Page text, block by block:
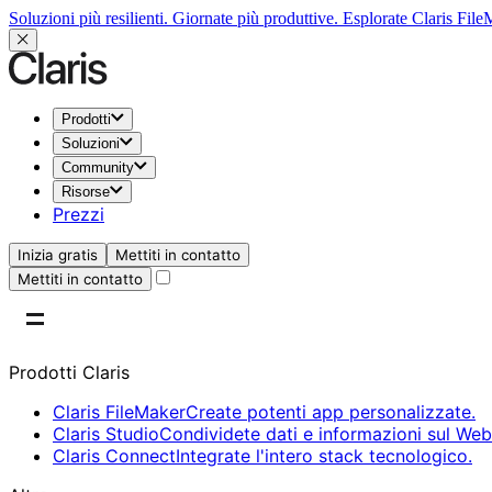
Soluzioni più resilienti. Giornate più produttive. Esplorate Claris
Prodotti
Soluzioni
Community
Risorse
Prezzi
Inizia gratis
Mettiti in contatto
Mettiti in contatto
Prodotti Claris
Claris FileMakerCreate potenti app personalizzate.
Claris StudioCondividete dati e informazioni sul
Claris ConnectIntegrate l'intero stack tecnologico.